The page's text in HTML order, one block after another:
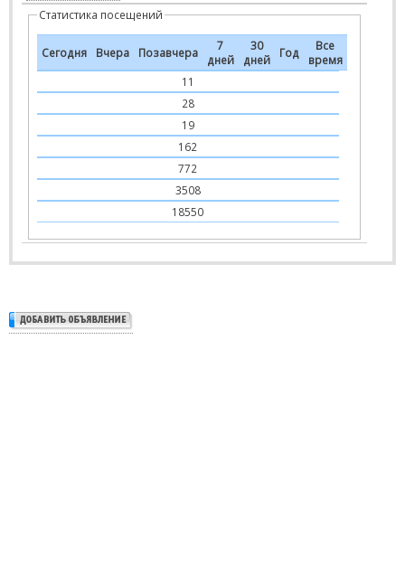
Статистика посещений
Сегодня Вчера Позавчера
7
дней
30
дней
Год
Все
время
11
28
19
162
772
3508
18550